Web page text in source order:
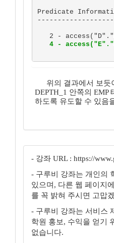
Predicate
2 -
4 -
위의 결과에서 보듯
DEPTH_1 안쪽의 EMP
하도록 유도할 수 있음
- 강좌 URL : https://
- 구루비 강좌는 개인의
있으며, 다른 웹 페이지
를 꼭 밝혀 주시면 고맙
- 구루비 강좌는 서비스
학원 홍보, 수익을 얻기
없습니다.